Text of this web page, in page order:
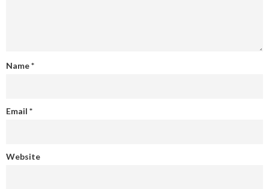
Name*
Email *
Website